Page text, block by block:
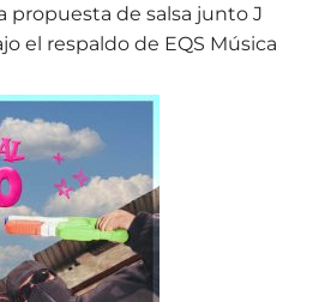
propuesta de salsa junto J
el respaldo de EQS Música